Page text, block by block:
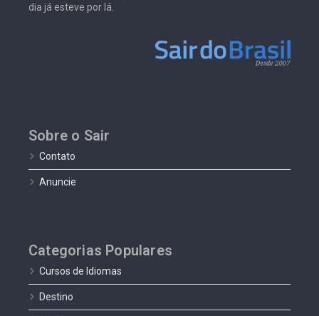
dia já esteve por lá.
Sobre o Sair
Contato
Anuncie
Categorias Populares
Cursos de Idiomas
Destino